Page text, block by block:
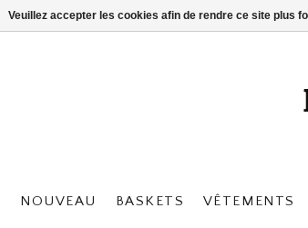
NOUVEAU BASKETS VÊTEMENTS
Veuillez accepter les cookies afin de rendre ce site plus